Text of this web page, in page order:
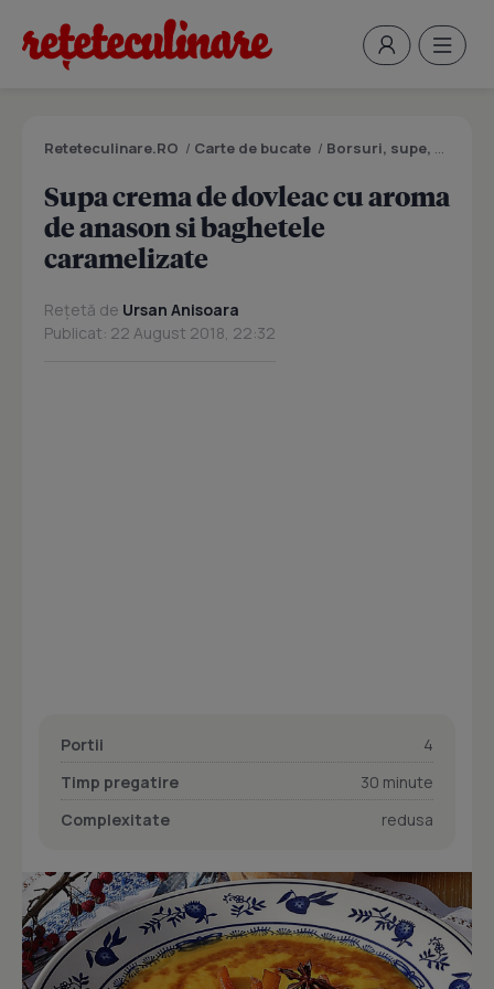
Reteteculinare.RO / Carte de bucate / Borsuri, supe, ciorbe
Supa crema de dovleac cu aroma
de anason si baghetele
caramelizate
Rețetă de Ursan Anisoara
Publicat: 22 August 2018, 22:32
Portii
4
Timp pregatire
30 minute
Complexitate
redusa